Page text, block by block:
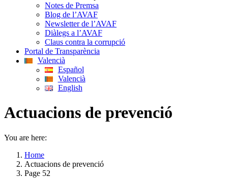
Notes de Premsa
Blog de l’AVAF
Newsletter de l’AVAF
Diàlegs a l’AVAF
Claus contra la corrupció
Portal de Transparència
Valencià
Español
Valencià
English
Actuacions de prevenció
You are here:
Home
Actuacions de prevenció
Page 52